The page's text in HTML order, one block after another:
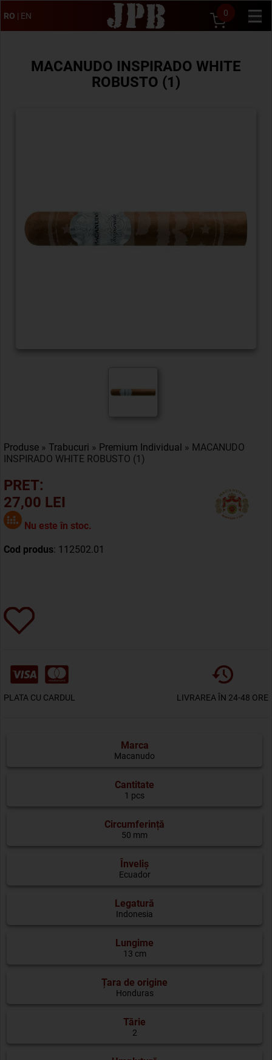
RO | EN 0
MACANUDO INSPIRADO WHITE
ROBUSTO (1)
Produse » Trabucuri » Premium Individual » MACANUDO
INSPIRADO WHITE ROBUSTO (1)
PRET:
27,00 LEI
Nu este în stoc.
Cod produs: 112502.01
PLATA CU CARDUL LIVRAREA ÎN 24-48 ORE
Marca
Macanudo
Cantitate
1 pcs
Circumferință
50 mm
Înveliș
Ecuador
Legatură
Indonesia
Lungime
13 cm
Țara de origine
Honduras
Tărie
2